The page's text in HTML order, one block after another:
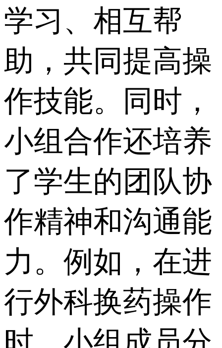
学习、相互帮
助，共同提高操
作技能。同时，
小组合作还培养
了学生的团队协
作精神和沟通能
力。例如，在进
行外科换药操作